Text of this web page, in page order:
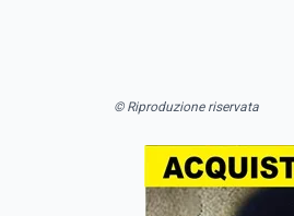
© Riproduzione riservata